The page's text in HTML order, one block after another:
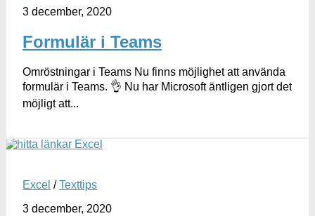
3 december, 2020
Formulär i Teams
Omröstningar i Teams Nu finns möjlighet att använda
formulär i Teams. 👌 Nu har Microsoft äntligen gjort det
möjligt att...
Excel /Texttips
3 december, 2020